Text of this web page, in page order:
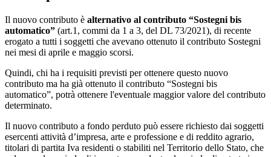
Il nuovo contributo è alternativo al contributo “Sostegni bis
automatico” (art.1, commi da 1 a 3, del DL 73/2021), di recente
erogato a tutti i soggetti che avevano ottenuto il contributo Sostegni
nei mesi di aprile e maggio scorsi.
Quindi, chi ha i requisiti previsti per ottenere questo nuovo
contributo ma ha già ottenuto il contributo “Sostegni bis
automatico”, potrà ottenere l'eventuale maggior valore del contributo
determinato.
Il nuovo contributo a fondo perduto può essere richiesto dai soggetti
esercenti attività d’impresa, arte e professione e di reddito agrario,
titolari di partita Iva residenti o stabiliti nel Territorio dello Stato, che